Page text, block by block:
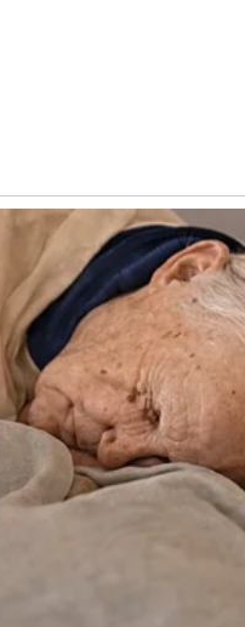
que cruza duas
@BasePalmeiras
October 4,
jogarão novamente no
se manter nas